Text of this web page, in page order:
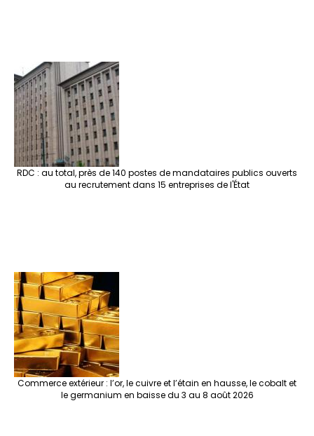
RDC : au total, près de 140 postes de mandataires publics ouverts
au recrutement dans 15 entreprises de l'État
Commerce extérieur : l’or, le cuivre et l’étain en hausse, le cobalt et
le germanium en baisse du 3 au 8 août 2026